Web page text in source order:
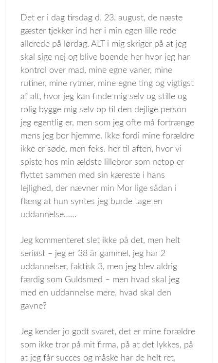
Det er i dag tirsdag d. 23. august, de næste
gæster tjekker ind her i min egen lille rede
allerede på lørdag. ALT i mig skriger på at jeg
skal sige nej og blive boende her hvor jeg har
kontrol over mad, mine egne vaner, mine
rutiner, mine rytmer, mine egne ting og vigtigst
af alt, hvor jeg kan finde mig selv og stille og
rolig bygge mig selv op til den dejlige person
jeg egentlig er, men som jeg ofte må fortrænge
mens jeg bor hjemme. Ikke fordi mine forældre
ikke er søde, men feks. her til aften, hvor vi
spiste hos min ældste lillebror som netop er
flyttet sammen med sin kæreste i hans
lejlighed, der nævner min Mor lige sådan i
flæng at hun syntes jeg burde tage en
uddannelse……
Jeg kommenteret slet ikke på det, men helt
seriøst – jeg er 38 år gammel, jeg har 2
uddannelser, faktisk 3, men jeg blev aldrig
færdig som Guldsmed – men hvad skal jeg
med en uddannelse mere, hvad skal den
gavne?
Jeg kender jo godt svaret, det er mine forældre
som ikke tror på mit firma, på at det lykkes, på
at jeg får succes og måske har de helt ret,